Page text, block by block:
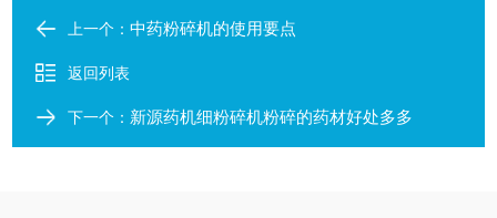
上一个：中药粉碎机的使用要点
返回列表
下一个： 新源药机细粉碎机粉碎的药材好处多多